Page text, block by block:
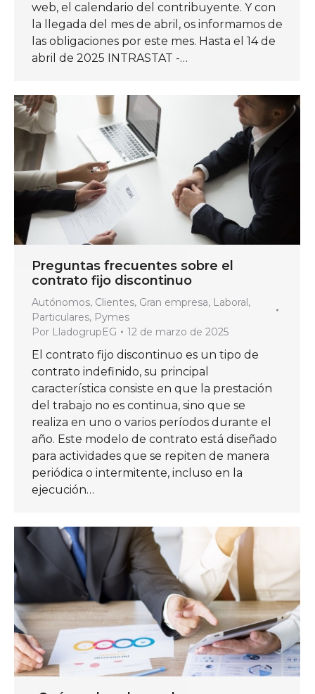
web, el calendario del contribuyente. Y con
la llegada del mes de abril, os informamos de
las obligaciones por este mes. Hasta el 14 de
abril de 2025 INTRASTAT -…
Preguntas frecuentes sobre el
contrato fijo discontinuo
Autónomos, Clientes, Gran empresa, Laboral,
Particulares, Pymes
Por LladogrupEG 12 de marzo de 2025
El contrato fijo discontinuo es un tipo de
contrato indefinido, su principal
característica consiste en que la prestación
del trabajo no es continua, sino que se
realiza en uno o varios períodos durante el
año. Este modelo de contrato está diseñado
para actividades que se repiten de manera
periódica o intermitente, incluso en la
ejecución…